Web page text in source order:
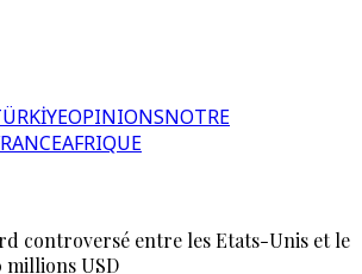
OPINIONSNOTRE
AFRIQUE
controversé entre les Etats-Unis et le
millions USD